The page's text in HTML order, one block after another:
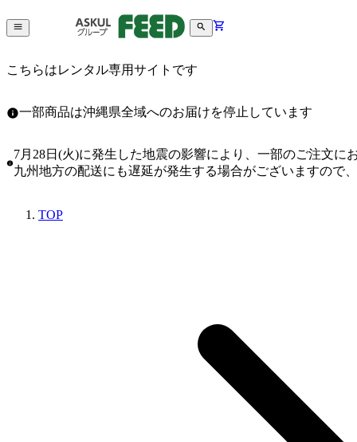
こちらはレンタル専用サイトです
一部商品は沖縄県全域へのお届けを停止しています
7月28日(火)に発生した地震の影響により、一部のご注文
九州地方の配送にも遅延が発生する場合がございますので
TOP